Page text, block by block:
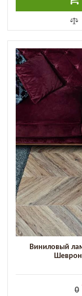
Виниловый
Шеврон
0